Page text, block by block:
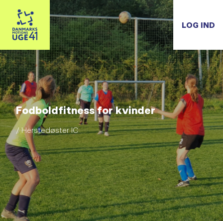
LOG IND
Fodboldfitness for kvinder
/ Herstedøster IC